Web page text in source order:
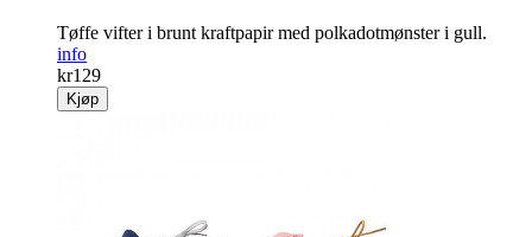
Tøffe vifter i brunt kraftpapir med polkadotmønster i gull.
info
kr129
Kjøp